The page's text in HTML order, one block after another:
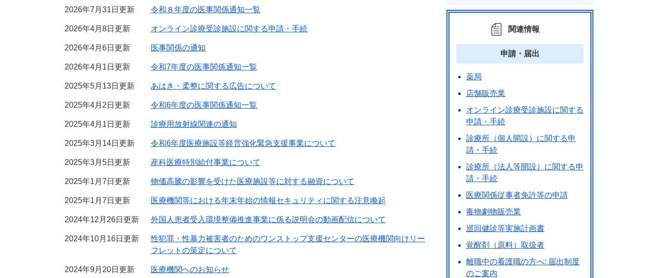
2026年7月31日更新 令和８年度の医事関係通知一覧
2026年4月8日更新 オンライン診療受診施設に関する申請・手続
2026年4月6日更新 医事関係の通知
2026年4月1日更新 令和7年度の医事関係通知一覧
2025年5月13日更新 あはき・柔整に関する広告について
2025年4月2日更新 令和6年度の医事関係通知一覧
2025年4月1日更新 診療用放射線関連の通知
2025年3月14日更新 令和6年度医療施設等経営強化緊急支援事業について
2025年3月5日更新 産科医療特別給付事業について
2025年1月7日更新 物価高騰の影響を受けた医療施設等に対する融資について
2025年1月7日更新 医療機関等における年末年始の情報セキュリティに関する注意喚起
2024年12月26日更新 外国人患者受入環境整備推進事業に係る説明会の動画配信について
2024年10月16日更新
性犯罪・性暴力被害者のためのワンストップ支援センターの医療機関向けリー
フレットの策定について
2024年9月20日更新 医療機関へのお知らせ
関連情報
申請・届出
薬局
店舗販売業
オンライン診療受診施設に関する
申請・手続
診療所（個人開設）に関する申
請・手続
診療所（法人等開設）に関する申
請・手続
医療関係従事者免許等の申請
毒物劇物販売業
巡回健診等実施計画書
覚醒剤（原料）取扱者
離職中の看護職の方へ: 届出制度
のご案内